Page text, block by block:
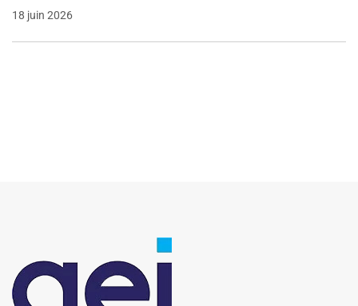
18 juin 2026